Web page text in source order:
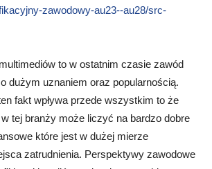
zawodowy-au23--au28/src-
to w ostatnim czasie zawód
dużym uznaniem oraz popularnością.
fakt wpływa przede wszystkim to że
tej branży może liczyć na bardzo dobre
które jest w dużej mierze
zatrudnienia. Perspektywy zawodowe